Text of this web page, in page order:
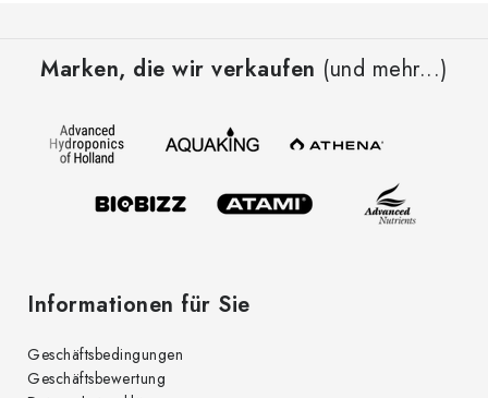
Marken, die wir verkaufen (und mehr...)
Informationen für Sie
Geschäftsbedingungen
Geschäftsbewertung